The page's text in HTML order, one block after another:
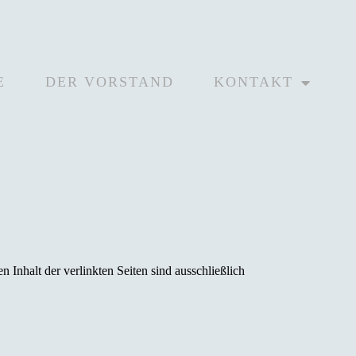
DER VORSTAND KONTAKT
Inhalt der verlinkten Seiten sind ausschließlich